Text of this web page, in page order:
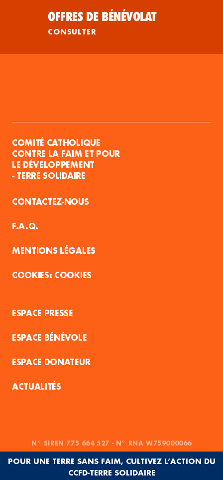
OFFRES DE BÉNÉVOLAT
CONSULTER
COMITÉ CATHOLIQUE
CONTRE LA FAIM ET POUR
LE DÉVELOPPEMENT
- TERRE SOLIDAIRE
CONTACTEZ-NOUS
F.A.Q.
MENTIONS LÉGALES
COOKIES
ESPACE PRESSE
ESPACE BÉNÉVOLE
ESPACE DONATEUR
ACTUALITÉS
N° SIREN 775 664 527 - N° RNA W759000066
POUR UNE TERRE SANS FAIM, CULTIVEZ L’ACTION DU
CCFD-TERRE SOLIDAIRE